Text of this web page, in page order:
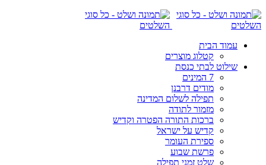
עמוד הבית
קטלוג מוצרים
שילוט לבתי כנסת
7 המינים
מודים דרבנן
תפילה לשלום המדינה
מזמור לתודה
ברכות התורה הפטרה וקדיש
קדיש על ישראל
ספירת העומר
פרשת שבוע
שלט זמני תפילה